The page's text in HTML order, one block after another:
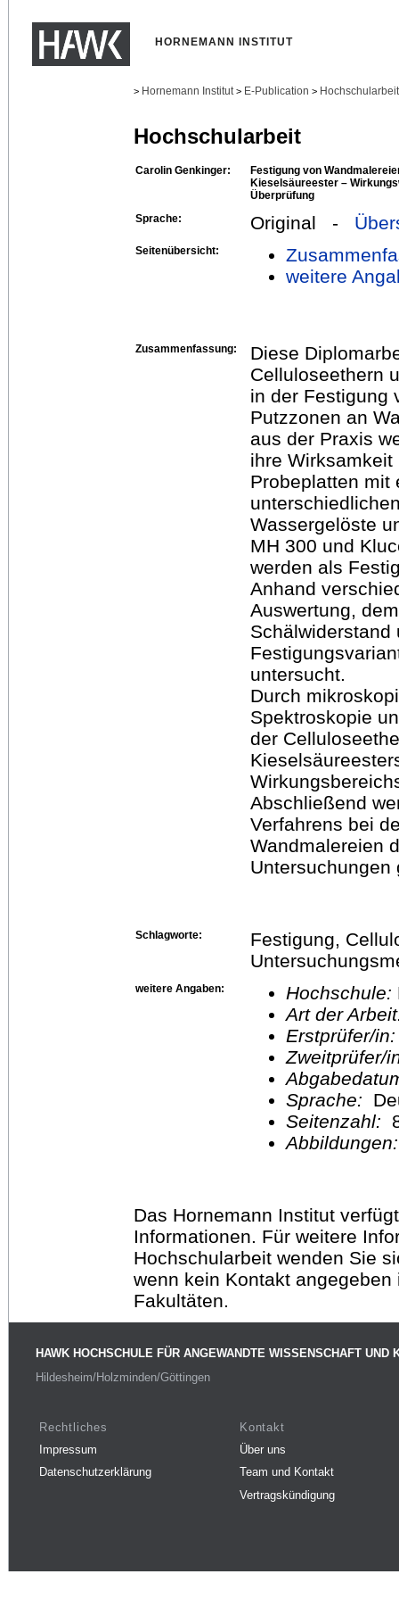
HORNEMANN INSTITUT
> Hornemann Institut > E-Publication >
Hochschularbeit
Carolin Genkinger:
Festigung von
Kieselsäureester –
Überprüfung
Sprache:
Original -
Seitenübersicht:
weitere
Zusammenfassung:
Diese
Celluloseethern
in der Festigung
Putzzonen an
aus der Praxis
ihre
Probeplatten mit
Wassergelöste
MH 300 und
werden als
Anhand
Auswertung,
Schälwiderstand
untersucht.
Durch
Spektroskopie
der
Abschließend
Verfahrens bei
Wandmalereien
Untersuchungen
Schlagworte:
Festigung,
weitere Angaben: Hochschule:
Art der
Erstprüfer/
Sprache:
Seitenzahl:
Das Hornemann Institut
Informationen. Für weitere
Hochschularbeit wenden Sie
wenn kein Kontakt
Fakultäten.
HAWK HOCHSCHULE FÜR ANGEWANDTE WISSENSCHAFT UND
Hildesheim/Holzminden/Göttingen
Rechtliches
Impressum
Datenschutzerklärung
Kontakt
Über uns
Team und Kontakt
Vertragskündigung